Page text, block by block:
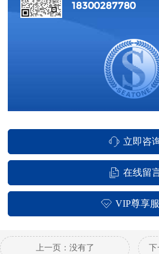
18300287780
立即咨
在线留
VIP尊享
上一页：没有了 下